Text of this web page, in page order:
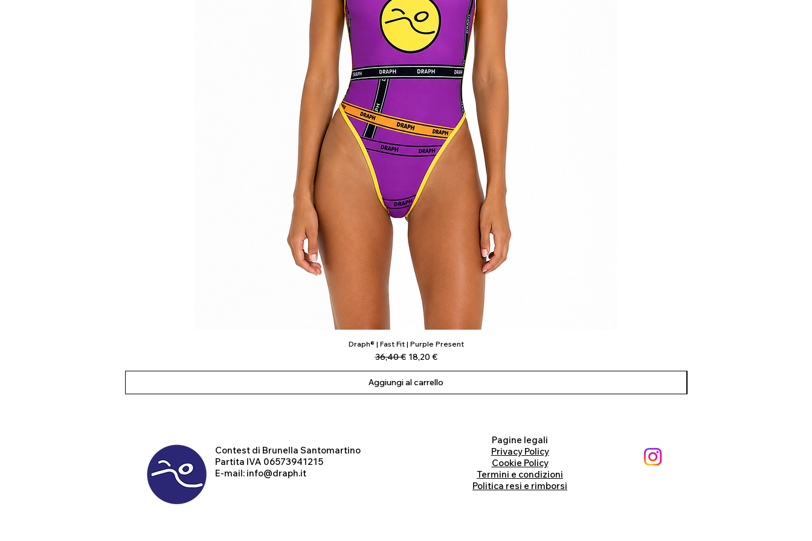
Vista rapida
Draph® | Fast Fit | Purple Present
Prezzo regolare
36,40 € Prezzo scontato
18,20 €
Aggiungi al carrello
Contest di Brunella Santomartino
Partita IVA 06573941215
E-mail: info@draph.it
Pagine legali
Privacy Policy
Cookie Policy
Termini e condizioni
Politica resi e rimborsi